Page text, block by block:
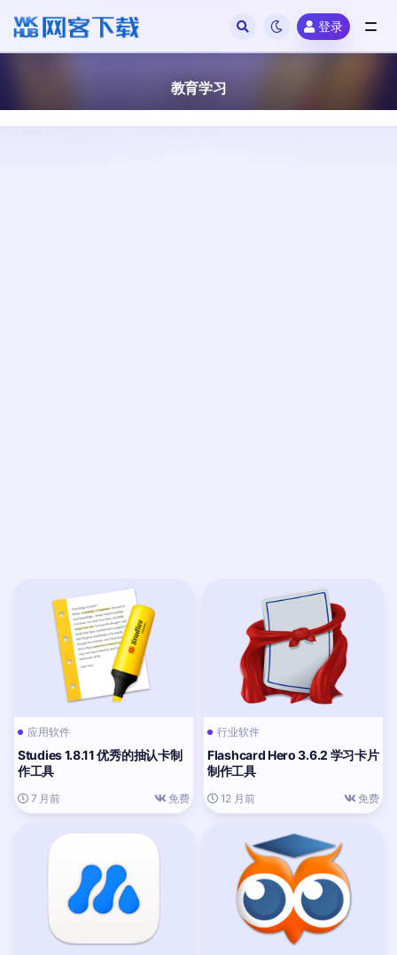
登录
教育学习
应用软件
Studies 1.8.11 优秀的抽认卡制
作工具
7 月前 免费
行业软件
Flashcard Hero 3.6.2 学习卡片
制作工具
12 月前 免费
全部